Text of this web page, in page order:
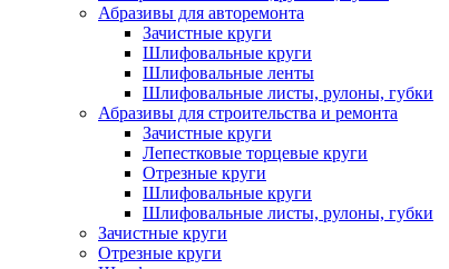
Абразивы для авторемонта
Зачистные круги
Шлифовальные круги
Шлифовальные ленты
Шлифовальные листы, рулоны, губки
Абразивы для строительства и ремонта
Зачистные круги
Лепестковые торцевые круги
Отрезные круги
Шлифовальные круги
Шлифовальные листы, рулоны, губки
Зачистные круги
Отрезные круги